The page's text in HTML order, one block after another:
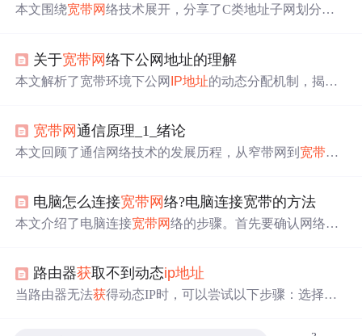
本文围绕宽带网络技术展开，分享了C类地址子网划分例
和广播地址的方法，还涉及子网地址规划、子网掩码计算
等内容。
关于宽带网络下公网地址的理解
本文解析了宽带环境下公网 IP地址的动态分配机制，揭示
Fi名称、内网信息与Traceroute路径分析。
宽带网通信原理_1_绪论
本文回顾了通信网络技术的发展历程，从窄带网到 宽带网
和下一代网的技术特性，包括IPv6、服务质量保证、安全
性、移动支持等关键议题。
电脑怎么连接宽带网络?电脑连接宽带的方法
本文介绍了电脑连接宽带网络的步骤。首先要确认网络设
动设置IP地址；最后进行连接测试，若失败可重启设备或
联系运营商。
路由器获取不到动态ip地址
当路由器无法获得动态IP时，可以尝试以下步骤：选择路